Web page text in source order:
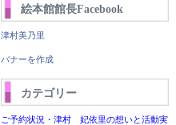
絵本館館長Facebook
津村美乃里
バナーを作成
カテゴリー
ご予約状況・津村 妃依里の想いと活動実